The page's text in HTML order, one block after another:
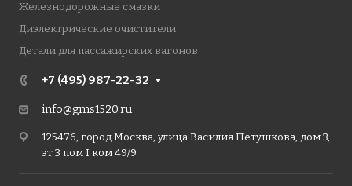
Железнодорожные смазки
Диэлектрические очистители
Детали для пассажирских вагонов
+7 (495) 987-22-32
info@gms1520.ru
125476, город Москва, улица Василия Петушкова, дом 3,
эт 3 пом I ком 49/9